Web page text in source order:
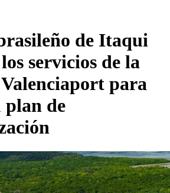
de Itaqui
servicios de la
para
plan de